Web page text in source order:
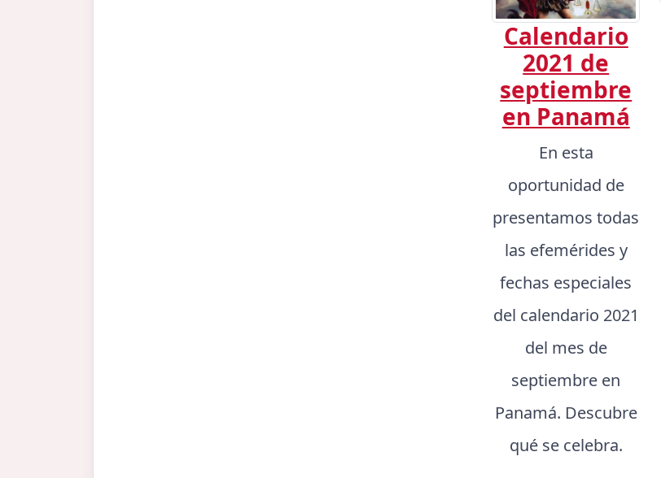
Calendario
2021 de
septiembre
en Panamá
En esta
oportunidad de
presentamos todas
las efemérides y
fechas especiales
del calendario 2021
del mes de
septiembre en
Panamá. Descubre
qué se celebra.